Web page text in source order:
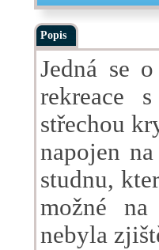
Popis
Jedná se
rekreace
střechou
napojen
studnu,
možné
nebyla